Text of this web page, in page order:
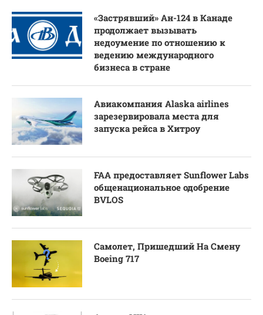
«Застрявший» Ан-124 в Канаде
продолжает вызывать
недоумение по отношению к
ведению международного
бизнеса в стране
Авиакомпания Alaska airlines
зарезервировала места для
запуска рейса в Хитроу
FAA предоставляет Sunflower Labs
общенациональное одобрение
BVLOS
Самолет, Пришедший На Смену
Boeing 717